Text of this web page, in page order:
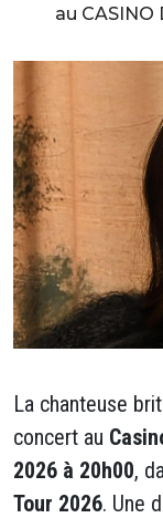
au CASINO
La chanteuse
concert au
2026 à 20h00,
Tour 2026. Une